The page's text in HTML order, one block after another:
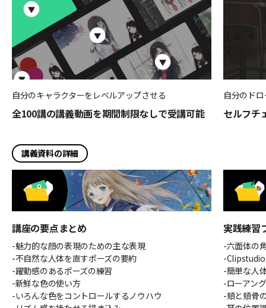
自分のキャラクターをレベルアップさせる
全100講の講義動画を期間制限なしで受講可能
自分のド
セルフチ
講義資料の詳細
講座の要点まとめ
-魅力的な顔の表現のための主な表現
-不自然な人体を直すポーズの要約
-躍動感のあるポーズの練習
-新鮮な色の使い方
-いろんな色をコントロールするノウハウ
実践練習
-六面体の
-Clipstudio
-簡単な人
-ローアン
-頬と頬骨